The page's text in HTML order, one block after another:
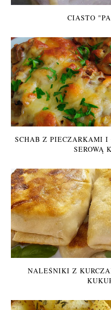
CIASTO
SCHAB Z PIECZARKAMI
SEROWĄ
NALEŚNIKI Z